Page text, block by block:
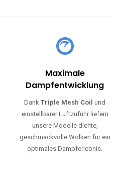
Maximale
Dampfentwicklung
DankTriple Mesh Coil und
einstellbarer Luftzufuhr liefern
unsere Modelle dichte,
geschmackvolle Wolken für ein
optimales Dampferlebnis.